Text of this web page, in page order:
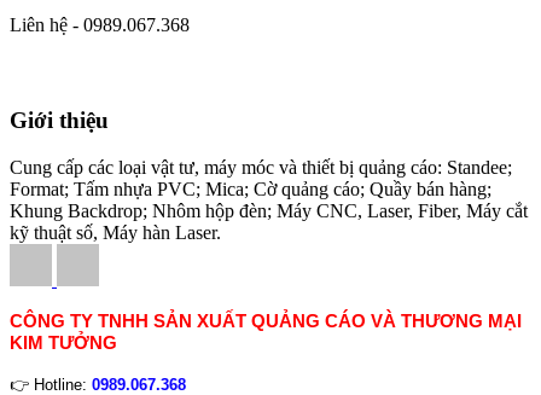
Liên hệ - 0989.067.368
Giới thiệu
Cung cấp các loại vật tư, máy móc và thiết bị quảng cáo: Standee;
Format; Tấm nhựa PVC; Mica; Cờ quảng cáo; Quầy bán hàng;
Khung Backdrop; Nhôm hộp đèn; Máy CNC, Laser, Fiber, Máy cắt
kỹ thuật số, Máy hàn Laser.
CÔNG TY TNHH SẢN XUẤT QUẢNG CÁO VÀ THƯƠNG MẠI
KIM TƯỞNG
👉 Hotline: 0989.067.368